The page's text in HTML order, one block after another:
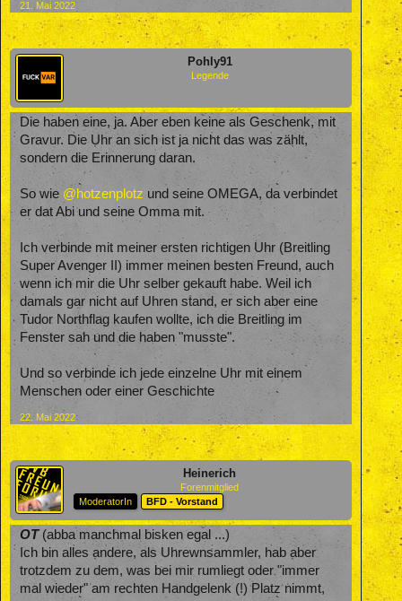
21. Mai 2022
Pohly91
Legende
Die haben eine, ja. Aber eben keine als Geschenk, mit
Gravur. Die Uhr an sich ist ja nicht das was zählt,
sondern die Erinnerung daran.
So wie @hotzenplotz und seine OMEGA, da verbindet
er dat Abi und seine Omma mit.
Ich verbinde mit meiner ersten richtigen Uhr (Breitling
Super Avenger II) immer meinen besten Freund, auch
wenn ich mir die Uhr selber gekauft habe. Weil ich
damals gar nicht auf Uhren stand, er sich aber eine
Tudor Northflag kaufen wollte, ich die Breitling im
Fenster sah und die haben "musste".
Und so verbinde ich jede einzelne Uhr mit einem
Menschen oder einer Geschichte
22. Mai 2022
Heinerich
Forenmitglied
ModeratorIn
BFD - Vorstand
OT(abba manchmal bisken egal ...)
Ich bin alles andere, als Uhrewnsammler, hab aber
trotzdem zu dem, was bei mir rumliegt oder "immer
mal wieder" am rechten Handgelenk (!) Platz nimmt,